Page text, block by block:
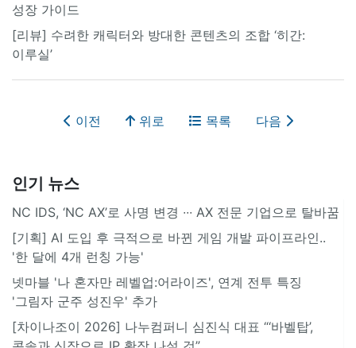
성장 가이드
[리뷰] 수려한 캐릭터와 방대한 콘텐츠의 조합 ‘히간:
이루실’
이전 위로 목록 다음
인기 뉴스
NC IDS, ‘NC AX’로 사명 변경 ∙∙∙ AX 전문 기업으로 탈바꿈
[기획] AI 도입 후 극적으로 바뀐 게임 개발 파이프라인..
'한 달에 4개 런칭 가능'
넷마블 '나 혼자만 레벨업:어라이즈', 연계 전투 특징
'그림자 군주 성진우' 추가
[차이나조이 2026] 나누컴퍼니 심진식 대표 “‘바벨탑’,